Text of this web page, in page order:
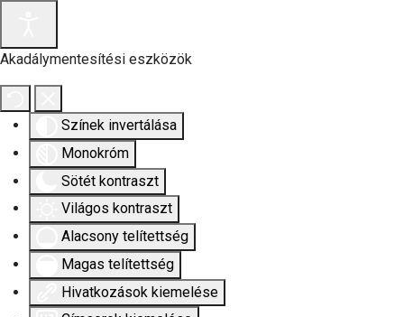
Akadálymentesítési eszközök
Színek invertálása
Monokróm
Sötét kontraszt
Világos kontraszt
Alacsony telítettség
Magas telítettség
Hivatkozások kiemelése